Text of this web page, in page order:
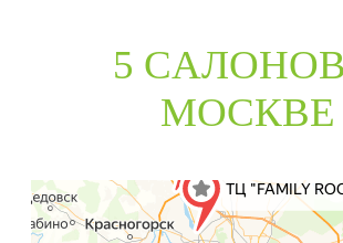
5
МОСКВЕ